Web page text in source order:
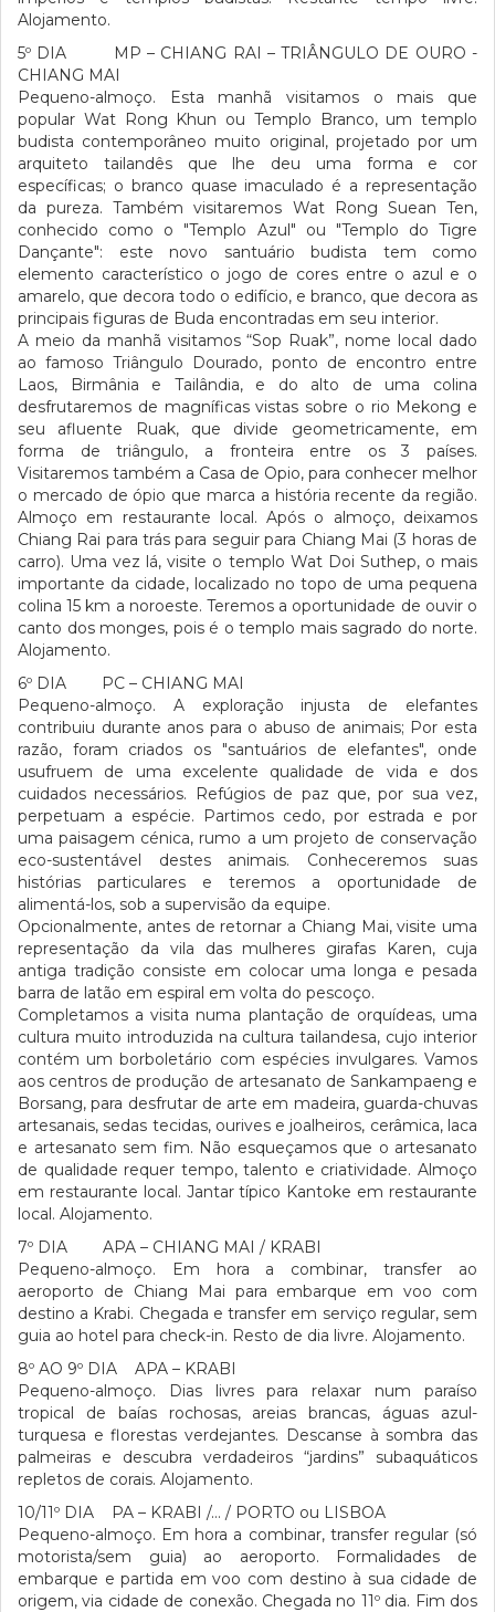
Alojamento.
5º DIA MP – CHIANG RAI – TRIÂNGULO DE OURO -
CHIANG MAI
Pequeno-almoço. Esta manhã visitamos o mais que
popular Wat Rong Khun ou Templo Branco, um templo
budista contemporâneo muito original, projetado por um
arquiteto tailandês que lhe deu uma forma e cor
específicas; o branco quase imaculado é a representação
da pureza. Também visitaremos Wat Rong Suean Ten,
conhecido como o "Templo Azul" ou "Templo do Tigre
Dançante": este novo santuário budista tem como
elemento característico o jogo de cores entre o azul e o
amarelo, que decora todo o edifício, e branco, que decora as
principais figuras de Buda encontradas em seu interior.
A meio da manhã visitamos “Sop Ruak”, nome local dado
ao famoso Triângulo Dourado, ponto de encontro entre
Laos, Birmânia e Tailândia, e do alto de uma colina
desfrutaremos de magníficas vistas sobre o rio Mekong e
seu afluente Ruak, que divide geometricamente, em
forma de triângulo, a fronteira entre os 3 países.
Visitaremos também a Casa de Opio, para conhecer melhor
o mercado de ópio que marca a história recente da região.
Almoço em restaurante local. Após o almoço, deixamos
Chiang Rai para trás para seguir para Chiang Mai (3 horas de
carro). Uma vez lá, visite o templo Wat Doi Suthep, o mais
importante da cidade, localizado no topo de uma pequena
colina 15 km a noroeste. Teremos a oportunidade de ouvir o
canto dos monges, pois é o templo mais sagrado do norte.
Alojamento.
6º DIA PC – CHIANG MAI
Pequeno-almoço. A exploração injusta de elefantes
contribuiu durante anos para o abuso de animais; Por esta
razão, foram criados os "santuários de elefantes", onde
usufruem de uma excelente qualidade de vida e dos
cuidados necessários. Refúgios de paz que, por sua vez,
perpetuam a espécie. Partimos cedo, por estrada e por
uma paisagem cénica, rumo a um projeto de conservação
eco-sustentável destes animais. Conheceremos suas
histórias particulares e teremos a oportunidade de
alimentá-los, sob a supervisão da equipe.
Opcionalmente, antes de retornar a Chiang Mai, visite uma
representação da vila das mulheres girafas Karen, cuja
antiga tradição consiste em colocar uma longa e pesada
barra de latão em espiral em volta do pescoço.
Completamos a visita numa plantação de orquídeas, uma
cultura muito introduzida na cultura tailandesa, cujo interior
contém um borboletário com espécies invulgares. Vamos
aos centros de produção de artesanato de Sankampaeng e
Borsang, para desfrutar de arte em madeira, guarda-chuvas
artesanais, sedas tecidas, ourives e joalheiros, cerâmica, laca
e artesanato sem fim. Não esqueçamos que o artesanato
de qualidade requer tempo, talento e criatividade. Almoço
em restaurante local. Jantar típico Kantoke em restaurante
local. Alojamento.
7º DIA APA – CHIANG MAI / KRABI
Pequeno-almoço. Em hora a combinar, transfer ao
aeroporto de Chiang Mai para embarque em voo com
destino a Krabi. Chegada e transfer em serviço regular, sem
guia ao hotel para check-in. Resto de dia livre. Alojamento.
8º AO 9º DIA APA – KRABI
Pequeno-almoço. Dias livres para relaxar num paraíso
tropical de baías rochosas, areias brancas, águas azul-
turquesa e florestas verdejantes. Descanse à sombra das
palmeiras e descubra verdadeiros “jardins” subaquáticos
repletos de corais. Alojamento.
10/11º DIA PA – KRABI /… / PORTO ou LISBOA
Pequeno-almoço. Em hora a combinar, transfer regular (só
motorista/sem guia) ao aeroporto. Formalidades de
embarque e partida em voo com destino à sua cidade de
origem, via cidade de conexão. Chegada no 11º dia. Fim dos